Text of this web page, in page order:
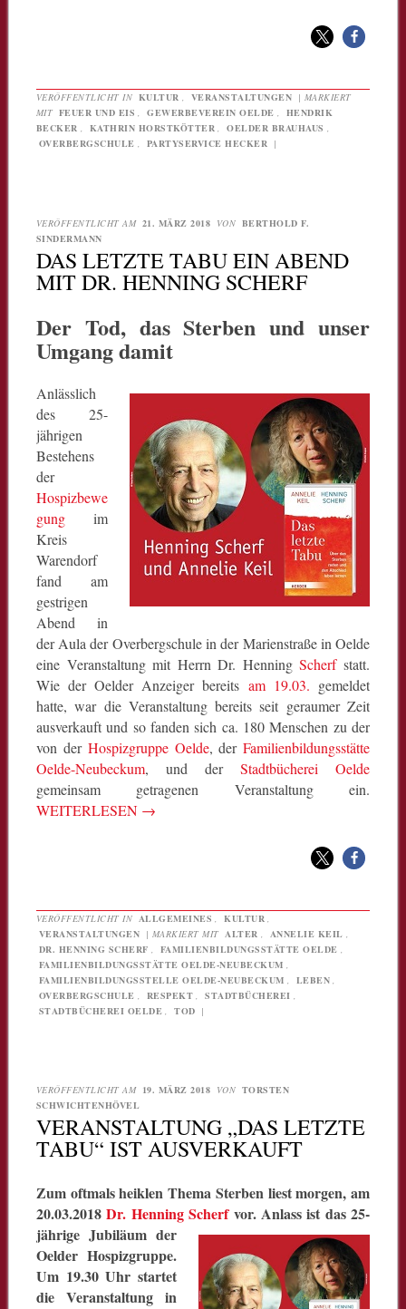
VERÖFFENTLICHT IN KULTUR , VERANSTALTUNGEN | MARKIERT
MIT FEUER UND EIS , GEWERBEVEREIN OELDE ,
HENDRIK
BECKER , KATHRIN HORSTKÖTTER , OELDER BRAUHAUS ,
OVERBERGSCHULE , PARTYSERVICE HECKER |
VERÖFFENTLICHT AM 21. MÄRZ 2018 VON BERTHOLD F.
SINDERMANN
DAS LETZTE TABU EIN ABEND
MIT DR. HENNING SCHERF
Der Tod, das Sterben und unser
Umgang damit
Anlässlich
des 25-
jährigen
Bestehens
der
Hospizbewe
gungim
Kreis
Warendorf
fand am
gestrigen
Abend in
der Aula der Overbergschule in der Marienstraße in Oelde
eine Veranstaltung mit Herrn Dr. HenningScherfstatt.
Wie der Oelder Anzeiger bereitsam 19.03. gemeldet
hatte, war die Veranstaltung bereits seit geraumer Zeit
ausverkauft und so fanden sich ca. 180 Menschen zu der
von derHospizgruppe Oelde, derFamilienbildungsstätte
Oelde-Neubeckum, und derStadtbücherei Oelde
gemeinsam getragenen Veranstaltung ein.
WEITERLESEN →
VERÖFFENTLICHT IN ALLGEMEINES KULTUR
VERANSTALTUNGEN | MARKIERT MIT ALTER ANNELIE KEIL
DR. HENNING SCHERF
FAMILIENBILDUNGSSTÄTTE OELDE
FAMILIENBILDUNGSSTÄTTE OELDE-NEUBECKUM
FAMILIENBILDUNGSSTELLE OELDE-NEUBECKUM
LEBEN
OVERBERGSCHULE
RESPEKT STADTBÜCHEREI
STADTBÜCHEREI OELDE
TOD |
VERÖFFENTLICHT AM 19. MÄRZ 2018 VON TORSTEN
SCHWICHTENHÖVEL
VERANSTALTUNG „DAS LETZTE
TABU“ IST AUSVERKAUFT
Zum oftmals heiklen Thema Sterben liest morgen, am
20.03.2018Dr. Henning Scherfvor. Anlass ist das 25-
jährige Jubiläum der
Oelder Hospizgruppe.
Um 19.30 Uhr startet
die Veranstaltung in